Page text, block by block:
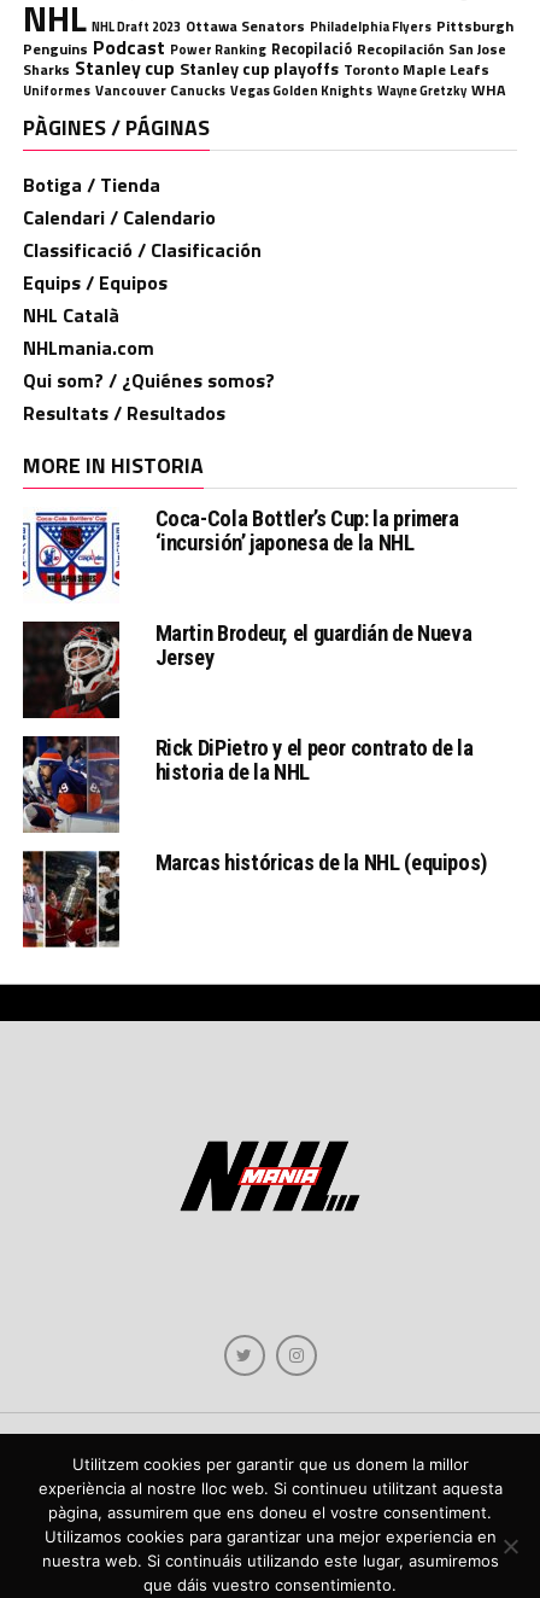
NHL NHL Draft 2023 Ottawa Senators Philadelphia Flyers Pittsburgh
Penguins Podcast Power Ranking Recopilació Recopilación San Jose
Sharks Stanley cup Stanley cup playoffs Toronto Maple Leafs
Uniformes Vancouver Canucks Vegas Golden Knights Wayne Gretzky WHA
PÀGINES / PÁGINAS
Botiga / Tienda
Calendari / Calendario
Classificació / Clasificación
Equips / Equipos
NHL Català
NHLmania.com
Qui som? / ¿Quiénes somos?
Resultats / Resultados
MORE IN HISTORIA
Coca-Cola Bottler’s Cup: la primera
‘incursión’ japonesa de la NHL
Martin Brodeur, el guardián de Nueva
Jersey
Rick DiPietro y el peor contrato de la
historia de la NHL
Marcas históricas de la NHL (equipos)
Copyright © 2021 NHLmania.com. Tots els drets reservats / Todos los derechos
reservados. NHLmania és una web dedicada a la difusió de contingut sobre la
NHL, tant en català com en castellà. L'escut de NHLmania.com és propietat de la
web en qüestió. NHLmania es una web dedicada a la difusión de contenido sobre
la NHL, tanto en español como en catalán. El escudo deNHLmania.com es
propiedad de dicha web.
Utilitzem cookies per garantir que us donem la millor
experiència al nostre lloc web. Si continueu utilitzant aquesta
pàgina, assumirem que ens doneu el vostre consentiment.
Utilizamos cookies para garantizar una mejor experiencia en
nuestra web. Si continuáis utilizando este lugar, asumiremos
que dáis vuestro consentimiento.